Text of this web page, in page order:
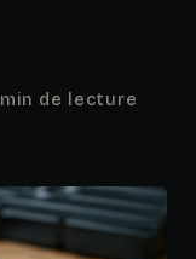
de lecture